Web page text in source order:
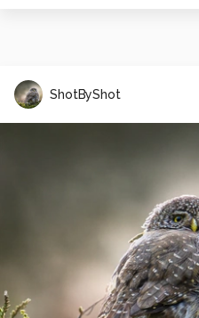
ShotByShot